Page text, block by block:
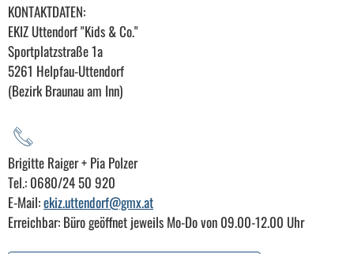
KONTAKTDATEN:
EKIZ Uttendorf "Kids & Co."
Sportplatzstraße 1a
5261 Helpfau-Uttendorf
(Bezirk Braunau am Inn)
Brigitte Raiger + Pia Polzer
Tel.: 0680/24 50 920
E-Mail:ekiz.uttendorf@gmx.at
Erreichbar: Büro geöffnet jeweils Mo-Do von 09.00-12.00 Uhr